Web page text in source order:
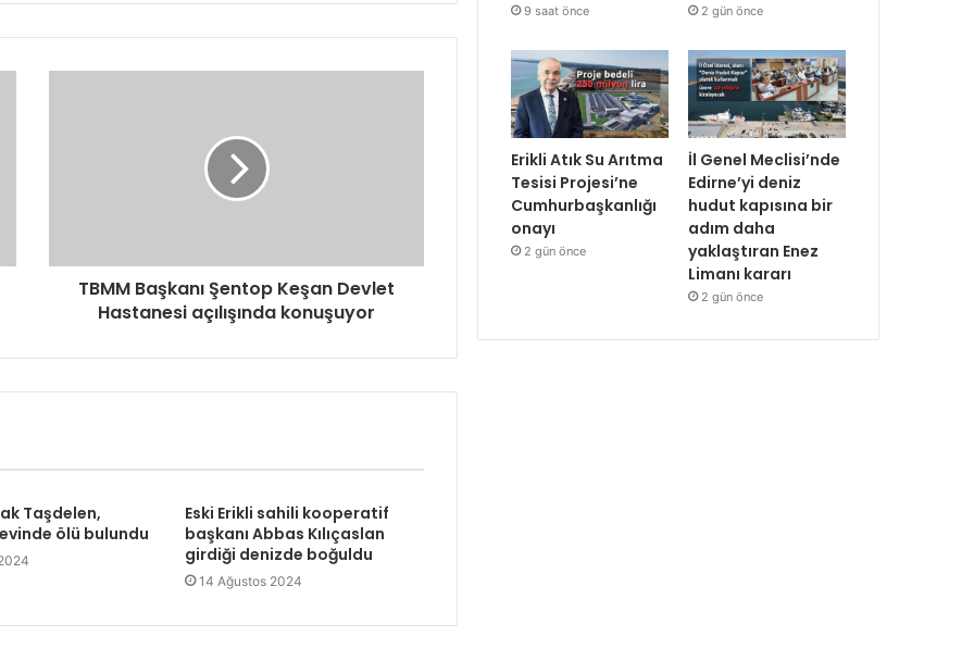
TBMM Başkanı Şentop Keşan Devlet
Hastanesi açılışında konuşuyor
Taşdelen,
ölü bulundu
Eski Erikli sahili kooperatif
başkanı Abbas Kılıçaslan
girdiği denizde boğuldu
14 Ağustos 2024
9 saat önce 2 gün önce
Erikli Atık Su Arıtma
Tesisi Projesi’ne
Cumhurbaşkanlığı
onayı
2 gün önce
İl Genel Meclisi’nde
Edirne’yi deniz
hudut kapısına bir
adım daha
yaklaştıran Enez
Limanı kararı
2 gün önce